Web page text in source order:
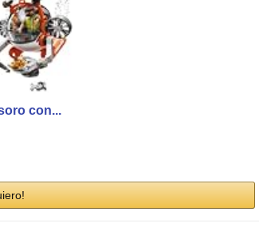
con...